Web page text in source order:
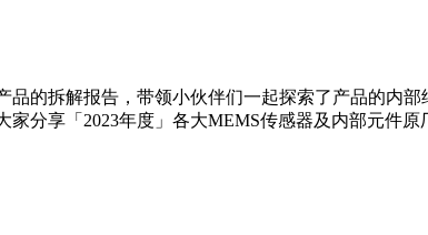
的拆解报告，带领小伙伴们一起探索了产品的内
分享「2023年度」各大MEMS传感器及内部元件